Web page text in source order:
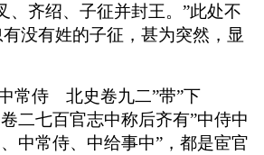
、齐绍、子征并封王。”此处不
没有姓的子征，甚为突然，显
常侍 北史卷九二”带”下
二七百官志中称后齐有”中侍中
中常侍、中给事中”，都是宦官